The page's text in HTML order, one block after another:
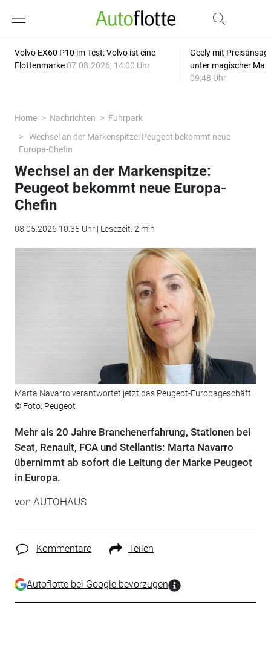
Volvo EX60 P10 im Test: Volvo ist eine
Flottenmarke 07.08.2026, 14:00 Uhr
Geely mit
unter magischer
09:48 Uhr
Home Nachrichten
Fuhrpark
Wechsel an der Markenspitze: Peugeot bekommt neue
Europa-Chefin
Wechsel an der Markenspitze:
Peugeot bekommt neue Europa-
Chefin
08.05.2026 10:35 Uhr | Lesezeit: 2 min
Marta Navarro verantwortet jetzt das Peugeot-Europageschäft.
© Foto: Peugeot
Mehr als 20 Jahre Branchenerfahrung, Stationen bei
Seat, Renault, FCA und Stellantis: Marta Navarro
übernimmt ab sofort die Leitung der Marke Peugeot
in Europa.
von AUTOHAUS
Kommentare Teilen
Autoflotte bei Google bevorzugen